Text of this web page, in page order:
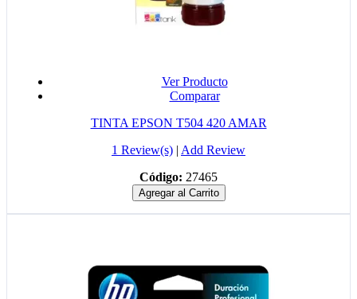
Ver Producto
Comparar
TINTA EPSON T504 420 AMAR
1 Review(s) | Add Review
Código: 27465
Agregar al Carrito